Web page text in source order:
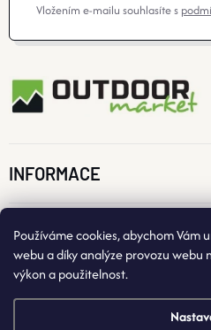
Používáme cookies, abychom Vám
webu a díky analýze provozu webu
výkon a použitelnost.
U
Vložením e-mailu souhlasíte s
INFORMACE
O NÁKUPU